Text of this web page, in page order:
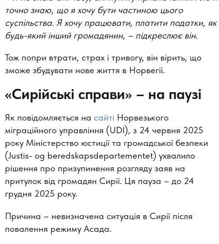
точно знаю, що я хочу бути частиною цього
суспільства. Я хочу працювати, платити податки, як
будь-який інший громадянин, – підкреслює він.
Тож попри втрати, страх і тривогу, він вірить, що
зможе збудувати нове життя в Норвегії.
«Сирійські справи» – на паузі
Як повідомляється на сайті Норвезького
міграційного управління (UDI), з 24 червня 2025
року Міністерство юстиції та громадської безпеки
(Justis- og beredskapsdepartementet) ухвалило
рішення про призупинення розгляду заяв на
притулок від громадян Сирії. Ця пауза – до 24
грудня 2025 року.
Причина – невизначена ситуація в Сирії після
повалення режиму Асада.